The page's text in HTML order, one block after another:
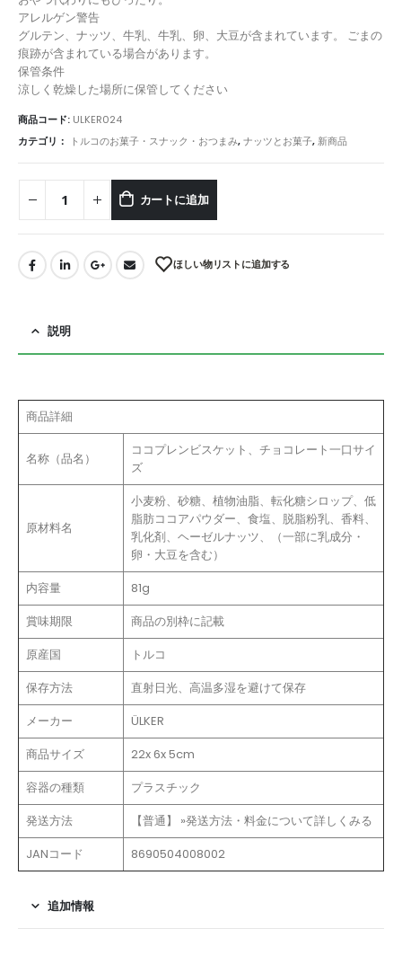
アレルゲン警告
グルテン、ナッツ、牛乳、牛乳、卵、大豆が含まれています。 ごまの
痕跡が含まれている場合があります。
保管条件
涼しく乾燥した場所に保管してください
商品コード: ULKER024
カテゴリ：
トルコのお菓子・スナック・おつまみ,ナッツとお菓子,新商品
カートに追加
ほしい物リストに追加する
説明
商品詳細
名称（品名）
ココプレンビスケット、チョコレート一口サイ
ズ
原材料名
小麦粉、砂糖、植物油脂、転化糖シロップ、低
脂肪ココアパウダー、食塩、脱脂粉乳、香料、
乳化剤、ヘーゼルナッツ、（一部に乳成分・
卵・大豆を含む）
内容量
81g
賞味期限
商品の別枠に記載
原産国
トルコ
保存方法
直射日光、高温多湿を避けて保存
メーカー
ÜLKER
商品サイズ
22x 6x 5cm
容器の種類
プラスチック
発送方法
【普通】 »発送方法・料金について詳しくみる
JANコード
8690504008002
追加情報